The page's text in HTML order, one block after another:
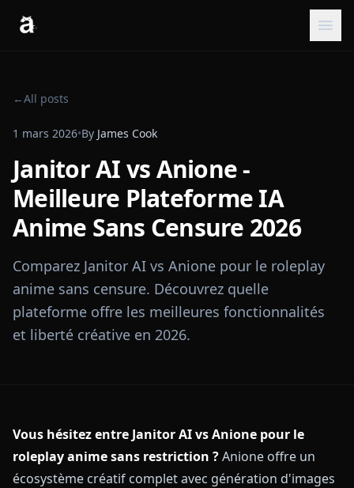
←All posts
1 mars 2026•By James Cook
Janitor AI vs Anione -
Meilleure Plateforme IA
Anime Sans Censure 2026
Comparez Janitor AI vs Anione pour le roleplay
anime sans censure. Découvrez quelle
plateforme offre les meilleures fonctionnalités
et liberté créative en 2026.
Vous hésitez entre Janitor AI vs Anione pour le
roleplay anime sans restriction ?Anione offre un
écosystème créatif complet avec génération d'images